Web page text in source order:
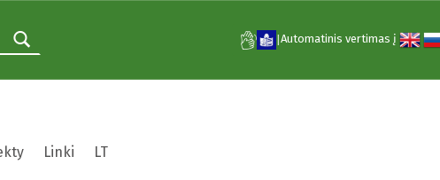
Linki LT
|Automatinis vertimas į